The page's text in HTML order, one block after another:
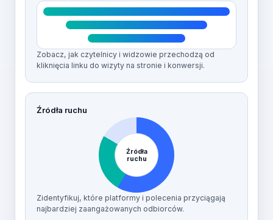
Zobacz, jak czytelnicy i widzowie przechodzą od
kliknięcia linku do wizyty na stronie i konwersji.
Źródła ruchu
Źródła
ruchu
Zidentyfikuj, które platformy i polecenia przyciągają
najbardziej zaangażowanych odbiorców.